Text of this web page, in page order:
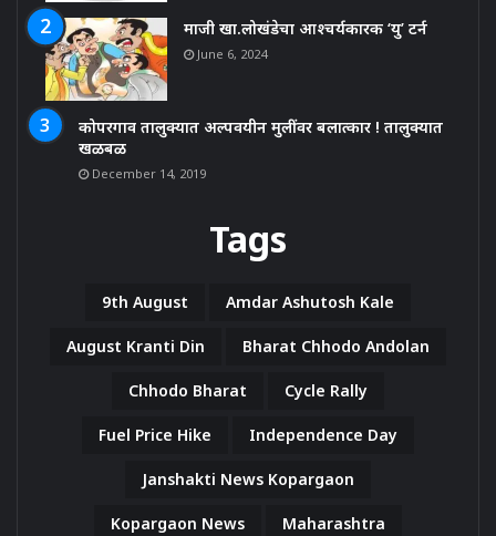
माजी खा.लोखंडेचा आश्चर्यकारक ‘यु’ टर्न
June 6, 2024
कोपरगाव तालुक्यात अल्पवयीन मुलींवर बलात्कार ! तालुक्यात
खळबळ
December 14, 2019
Tags
9th August Amdar Ashutosh Kale
August Kranti Din Bharat Chhodo Andolan
Chhodo Bharat Cycle Rally
Fuel Price Hike Independence Day
Janshakti News Kopargaon
Kopargaon News Maharashtra